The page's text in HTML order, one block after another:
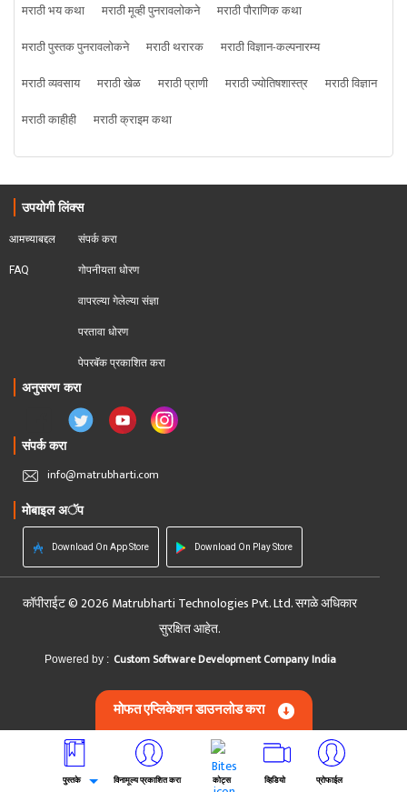
मराठी भय कथा
मराठी मूव्ही पुनरावलोकने
मराठी पौराणिक कथा
मराठी पुस्तक पुनरावलोकने
मराठी थरारक
मराठी विज्ञान-कल्पनारम्य
मराठी व्यवसाय
मराठी खेळ मराठी प्राणी मराठी ज्योतिषशास्त्र
मराठी विज्ञान
मराठी काहीही
मराठी क्राइम कथा
उपयोगी लिंक्स
आमच्याबद्दल
FAQ
संपर्क करा
गोपनीयता धोरण
वापरल्या गेलेल्या संज्ञा
परतावा धोरण
पेपरबॅक प्रकाशित करा
अनुसरण करा
संपर्क करा
info@matrubharti.com
मोबाइल अॅप
Download On App Store Download On Play Store
कॉपीराईट © 2026 Matrubharti Technologies Pvt. Ltd. सगळे अधिकार
सुरक्षित आहेत.
Powered by : Custom Software Development Company India
मोफत एप्लिकेशन डाउनलोड करा
पुस्तके विनामूल्य प्रकाशित करा कोट्स व्हिडियो प्रोफाईल